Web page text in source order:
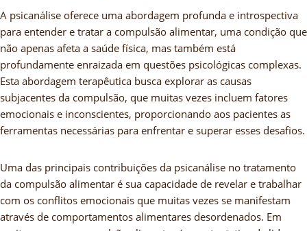
A psicanálise oferece uma abordagem profunda e introspectiva
para entender e tratar a compulsão alimentar, uma condição que
não apenas afeta a saúde física, mas também está
profundamente enraizada em questões psicológicas complexas.
Esta abordagem terapêutica busca explorar as causas
subjacentes da compulsão, que muitas vezes incluem fatores
emocionais e inconscientes, proporcionando aos pacientes as
ferramentas necessárias para enfrentar e superar esses desafios.
Uma das principais contribuições da psicanálise no tratamento
da compulsão alimentar é sua capacidade de revelar e trabalhar
com os conflitos emocionais que muitas vezes se manifestam
através de comportamentos alimentares desordenados. Em